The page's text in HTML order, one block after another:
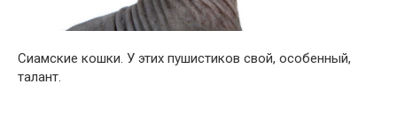
Сиамские кошки. У этих пушистиков свой, особенный,
талант.